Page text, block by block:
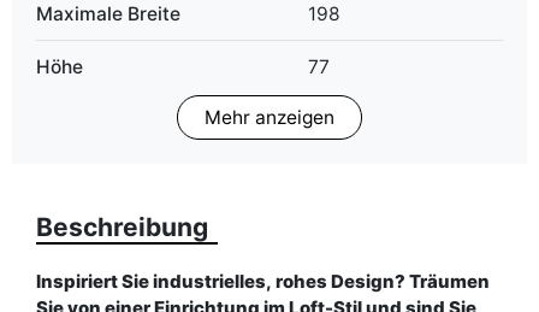
Maximale Breite 198
Höhe 77
85
Farbe
weiß
Mehr anzeigen
Beschreibung
Inspiriert Sie industrielles, rohes Design? Träumen